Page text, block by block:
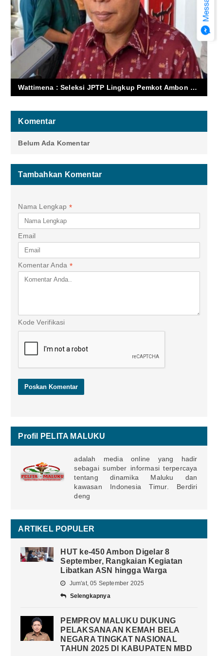
Wattimena : Seleksi JPTP Lingkup Pemkot Ambon Masih Menunggu Hasil
Komentar
Belum Ada Komentar
Tambahkan Komentar
Nama Lengkap *
Email
Komentar Anda *
Kode Verifikasi
Profil PELITA MALUKU
adalah media online yang hadir
sebagai sumber informasi terpercaya
tentang dinamika Maluku dan
kawasan Indonesia Timur. Berdiri
deng
ARTIKEL POPULER
HUT ke-450 Ambon Digelar 8
September, Rangkaian Kegiatan
Libatkan ASN hingga Warga
Jum'at, 05 September 2025
Selengkapnya
PEMPROV MALUKU DUKUNG
PELAKSANAAN KEMAH BELA
NEGARA TINGKAT NASIONAL
TAHUN 2025 DI KABUPATEN MBD